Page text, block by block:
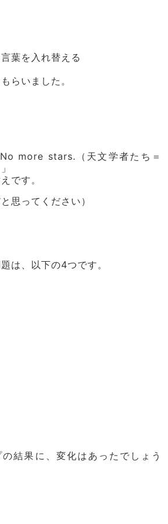
葉を入れ替える
らいました。
more stars.（天文学者たち＝
です。
思ってください）
は、以下の4つです。
結果に、変化はあったでしょう